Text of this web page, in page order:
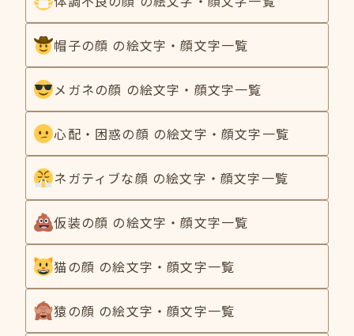
帽子の顔 の絵文字・顔文字一覧
メガネの顔 の絵文字・顔文字一覧
心配・困惑の顔 の絵文字・顔文字一覧
ネガティブな顔 の絵文字・顔文字一覧
仮装の顔 の絵文字・顔文字一覧
猫の顔 の絵文字・顔文字一覧
猿の顔 の絵文字・顔文字一覧